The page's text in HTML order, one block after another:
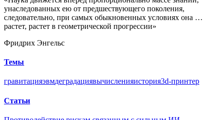
унаследованных ею от предшествующего поколения,
следовательно, при самых обыкновенных условиях она …
растет, растет в геометрической прогрессии»
Фридрих Энгельс
Темы
гравитацияэвмдеградациявычисленияистория3d-принтер
Статьи